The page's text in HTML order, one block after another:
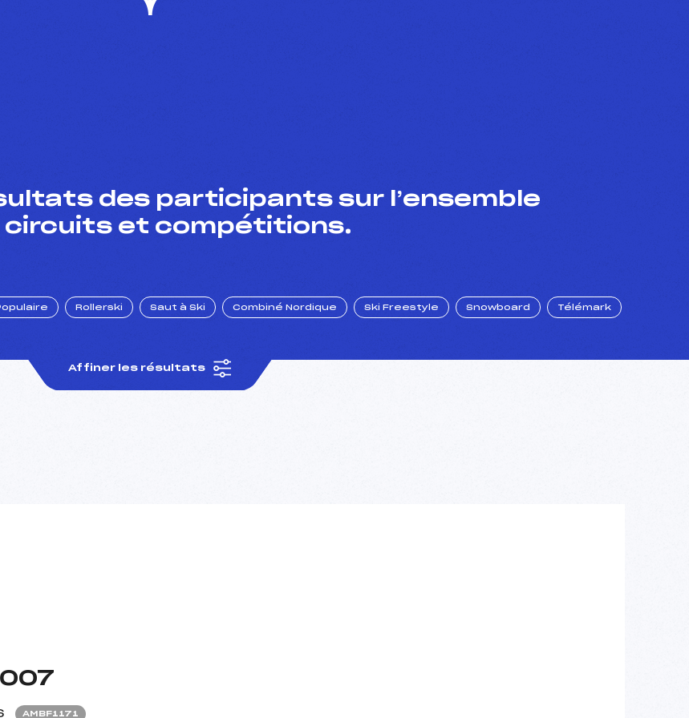
des participants sur l’ensemble
circuits et compétitions.
Rollerski Saut à Ski Combiné Nordique Ski Freestyle Snowboard Télémark
Affiner les résultats
AMBF1171